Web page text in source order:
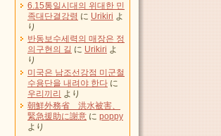
6.15통일시대의 위대한 민
족대단결강령 に Urikiri よ
り
반동보수세력의 매장은 정
의구현의 길 に Urikiri よ
り
미국은 남조선강점 미군철
수용단을 내려야 한다 に
우리끼리 より
朝鮮外務省 洪水被害、
緊急援助に謝意 に poppy
より